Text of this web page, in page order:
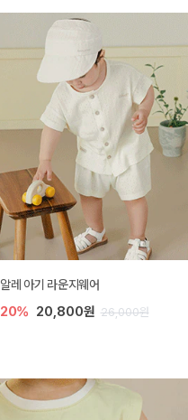
알레 아기 라운지웨어
20% 20,800원 26,000원